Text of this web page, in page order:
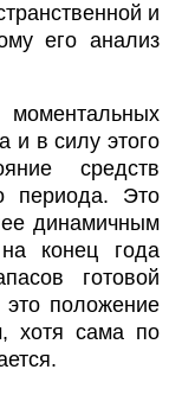
и
его анализ
и в силу этого
средств
периода. Это
динамичным
конец года
готовой
это положение
хотя сама по